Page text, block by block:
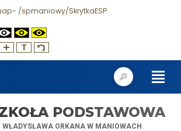
/spmaniowy/SkrytkaESP
PODSTAWOWA
WŁADYSŁAWA ORKANA W MANIOWACH